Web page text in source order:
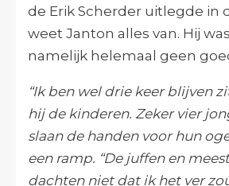
de Erik Scherder uitlegde in
weet Janton alles van. Hij
namelijk helemaal geen
“Ik ben wel drie keer blijven
hij de kinderen. Zeker vier
slaan de handen voor hun
een ramp. “De juffen en
dachten niet dat ik het ver